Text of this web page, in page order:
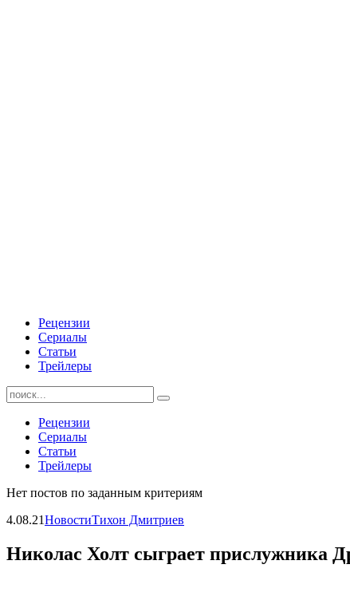
Рецензии
Сериалы
Статьи
Трейлеры
Найти:
Рецензии
Сериалы
Статьи
Трейлеры
Нет постов по заданным критериям
4.08.21НовостиТихон Дмитриев
Николас Холт сыграет прислужника